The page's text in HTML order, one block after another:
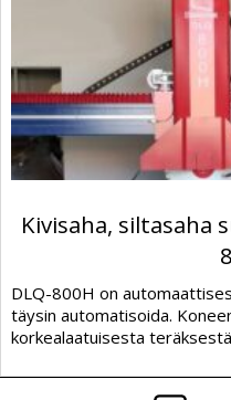
Kivisaha, siltasaha
DLQ-800H on
täysin automatisoida.
korkealaatuisesta